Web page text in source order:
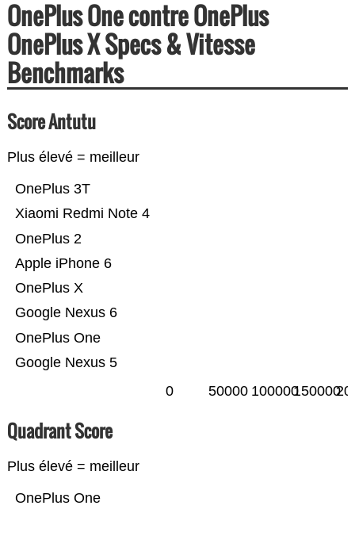
OnePlus One contre OnePlus
OnePlus X Specs & Vitesse
Benchmarks
Score Antutu
Plus élevé = meilleur
Google Nexus 5
OnePlus One
Google Nexus 6
OnePlus X
Apple iPhone 6
OnePlus 2
Xiaomi Redmi Note 4
OnePlus 3T
0 50000 100000150000
Quadrant Score
Plus élevé = meilleur
OnePlus One